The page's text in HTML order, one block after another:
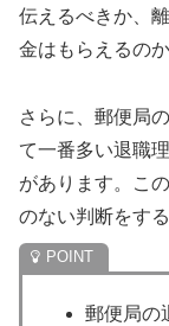
伝えるべきか、
金はもらえるの
さらに、郵便局
て一番多い退職
があります。こ
のない判断をす
郵便局の